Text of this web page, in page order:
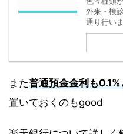
外来・検
通り行い
また普通預金金利も
置いておくのもgood